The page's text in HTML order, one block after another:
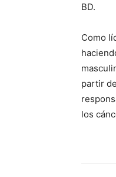
BD.
Como
partir
los